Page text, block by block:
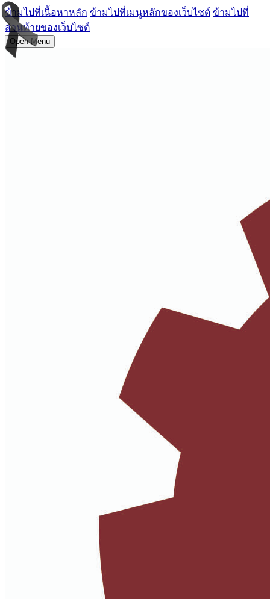
ข้ามไปที่เนื้อหาหลัก ข้ามไปที่เมนูหลักของเว็บไซต์ ข้ามไปที่
ส่วนท้ายของเว็บไซต์
Open Menu